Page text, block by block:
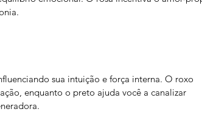
sua intuição e força interna. O roxo
enquanto o preto ajuda você a canalizar